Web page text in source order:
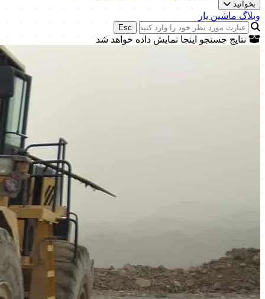
بخوانید
وبلاگ ماشین یار
Esc
نتایج جستجو اینجا نمایش داده خواهد شد